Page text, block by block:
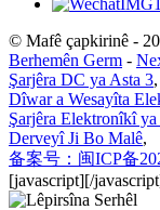
© Mafê çapkirinê -
Berhemên Germ -
Şarjêra DC ya Asta 3,
Dîwar a Wesayîta
Şarjêra Elektronîkî
Derveyî Ji Bo Malê,
备案号：闽ICP备
[javascript][/